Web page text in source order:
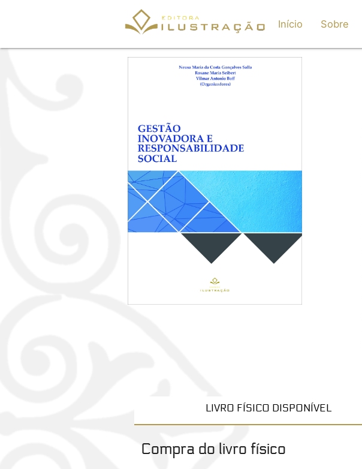
Início Sobre
LIVRO FÍSICO DISPONÍVEL
Compra do livro físico